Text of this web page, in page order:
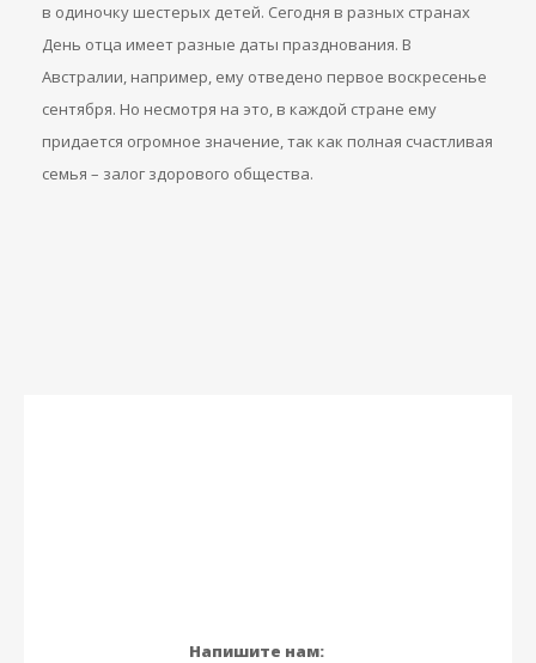
в одиночку шестерых детей. Сегодня в разных странах
День отца имеет разные даты празднования. В
Австралии, например, ему отведено первое воскресенье
сентября. Но несмотря на это, в каждой стране ему
придается огромное значение, так как полная счастливая
семья – залог здорового общества.
Напишите нам: